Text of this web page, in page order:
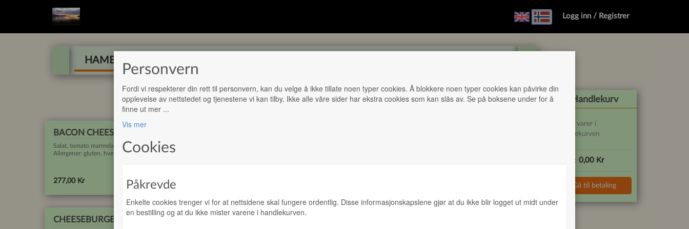
Logg inn / Registrer
HAMBURGERE
BACON CHEESE BURGER
277,00 Kr Legg i handlekurv
Salat, tomato marmeladeløk, hamburgerdressing
Allergener: gluten, hvete, egg, soya, melk sennep
CHEESEBURGER
Handlekurv
Ingen varer i
handlekurven
Totalt: 0,00 Kr
Gå til betaling
Personvern
Fordi vi respekterer din rett til personvern, kan du velge å ikke tillate noen typer cookies. Å blokkere noen typer cookies kan påvirke din
opplevelse av nettstedet og tjenestene vi kan tilby. Ikke alle våre sider har ekstra cookies som kan slås av. Se på boksene under for å
finne ut mer ...
Vis mer
Cookies
Påkrevde
Enkelte cookies trenger vi for at nettsidene skal fungere ordentlig. Disse informasjonskapslene gjør at du ikke blir logget ut midt under
en bestilling og at du ikke mister varene i handlekurven.